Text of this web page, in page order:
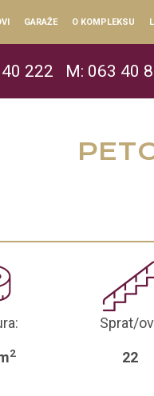
GARAŽE O KOMPLEKSU
222 M: 063 40
2
Sprat/
22